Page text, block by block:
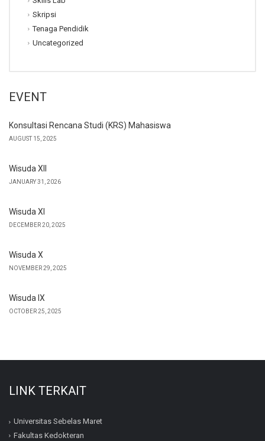
Skripsi
Tenaga Pendidik
Uncategorized
EVENT
Konsultasi Rencana Studi (KRS) Mahasiswa
AUGUST 15, 2025
Wisuda XII
JANUARY 31, 2026
Wisuda XI
DECEMBER 20, 2025
Wisuda X
NOVEMBER 29, 2025
Wisuda IX
OCTOBER 25, 2025
LINK TERKAIT
Universitas Sebelas Maret
Fakultas Kedokteran